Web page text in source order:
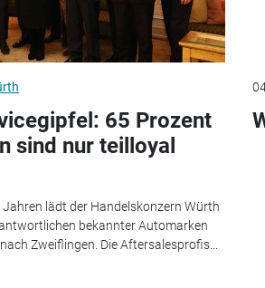
65 Prozent
sind nur teilloyal
lädt der Handelskonzern Würth
bekannter Automarken
Zweiflingen. Die Aftersalesprofis...